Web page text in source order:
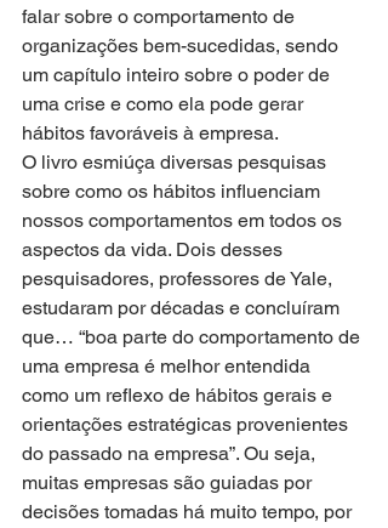
falar sobre o comportamento de
organizações bem-sucedidas, sendo
um capítulo inteiro sobre o poder de
uma crise e como ela pode gerar
hábitos favoráveis à empresa.
O livro esmiúça diversas pesquisas
sobre como os hábitos influenciam
nossos comportamentos em todos os
aspectos da vida. Dois desses
pesquisadores, professores de Yale,
estudaram por décadas e concluíram
que… “boa parte do comportamento de
uma empresa é melhor entendida
como um reflexo de hábitos gerais e
orientações estratégicas provenientes
do passado na empresa”. Ou seja,
muitas empresas são guiadas por
decisões tomadas há muito tempo, por